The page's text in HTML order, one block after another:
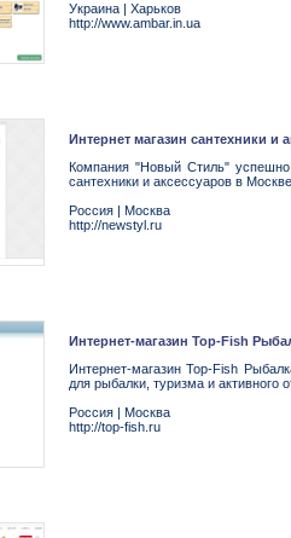
Украина | Харьков
http://www.ambar.in.ua
Интернет магазин сантехники и
Компания "Новый Стиль"
сантехники и аксессуаров в
Россия | Москва
http://newstyl.ru
Интернет-магазин Top-Fish
Интернет-магазин Top-Fish
для рыбалки, туризма и активного
Россия | Москва
http://top-fish.ru